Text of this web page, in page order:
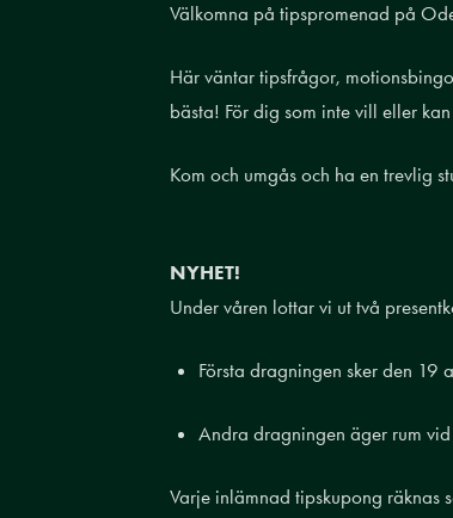
Välkomna på tipspromenad på
Här väntar tipsfrågor,
bästa! För dig som inte vill eller
Kom och umgås och ha en trevlig
NYHET!
Under våren lottar vi ut två
Första dragningen sker den 19
Andra dragningen äger rum
Varje inlämnad tipskupong räknas